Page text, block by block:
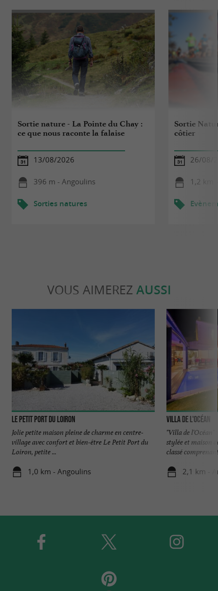
Sortie nature - La Pointe du Chay :
ce que nous raconte la falaise
13/08/2026
396 m - Angoulins
Sorties natures
Sortie
côtier
26/08/
1,2 km
VOUS AIMEREZ AUSSI
Le Petit Port du Loiron
Jolie petite maison pleine de charme en centre-
village avec confort et bien-être Le Petit Port du
Loiron, petite ...
1,0 km - Angoulins
Villa de l'Océan
"Villa de l'Océan"
stylée et maison
classé
2,1 km -